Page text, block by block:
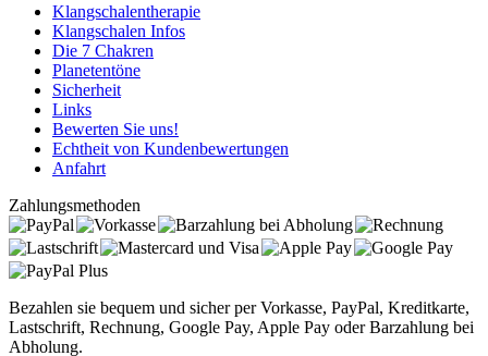
Klangschalentherapie
Klangschalen Infos
Die 7 Chakren
Planetentöne
Sicherheit
Links
Bewerten Sie uns!
Echtheit von Kundenbewertungen
Anfahrt
Zahlungsmethoden
Bezahlen sie bequem und sicher per Vorkasse, PayPal, Kreditkarte,
Lastschrift, Rechnung, Google Pay, Apple Pay oder Barzahlung bei
Abholung.